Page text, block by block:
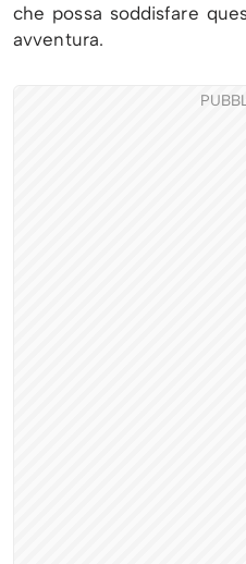
che possa soddisfare
avventura.